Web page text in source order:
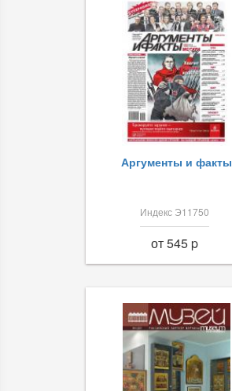
Аргументы и факты
Индекс Э11750
от 545 p